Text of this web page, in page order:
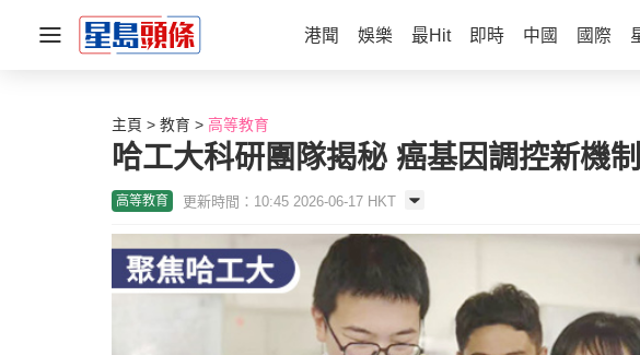
港聞 娛樂 最Hit 即時 中國 國際
主頁 教育 高等教育
哈工大科研團隊揭秘 癌基因調控新機
高等教育 更新時間：10:45 2026-06-17 HKT